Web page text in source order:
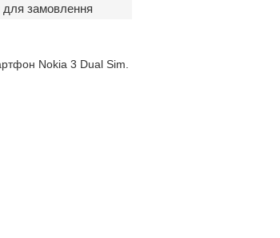
для замовлення
Nokia 3 Dual Sim.